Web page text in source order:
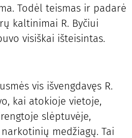
Todėl teismas ir padarė
kaltinimai R. Byčiui
visiškai išteisintas.
vis išvengdavęs R.
kai atokioje vietoje,
slėptuvėje,
medžiagų. Tai